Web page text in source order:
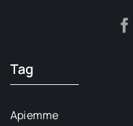
Tag
Apiemme